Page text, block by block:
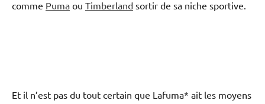
comme Puma ou Timberland sortir de sa niche sportive.
Et il n’est pas du tout certain que Lafuma* ait les moyens